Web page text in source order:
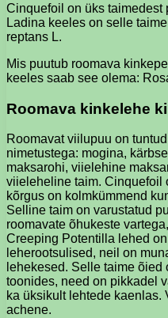
Cinquefoil on üks taimedest
Ladina keeles on selle
reptans L.
Mis puutub roomava
keeles saab see olema:
Roomava kinkelehe
Roomavat viilupuu on
nimetustega: mogina,
maksarohi, viielehine
viieleheline taim. Cinquefoil
kõrgus on kolmkümmend
Selline taim on varustatud
roomavate õhukeste
Creeping Potentilla lehed
leherootsulised, neil on
lehekesed. Selle taime
toonides, need on pikkadel
ka üksikult lehtede
achene.